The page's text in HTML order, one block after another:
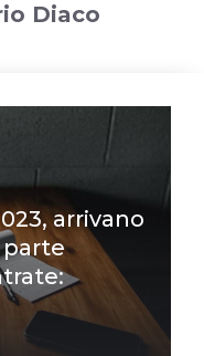
Diaco
arrivano